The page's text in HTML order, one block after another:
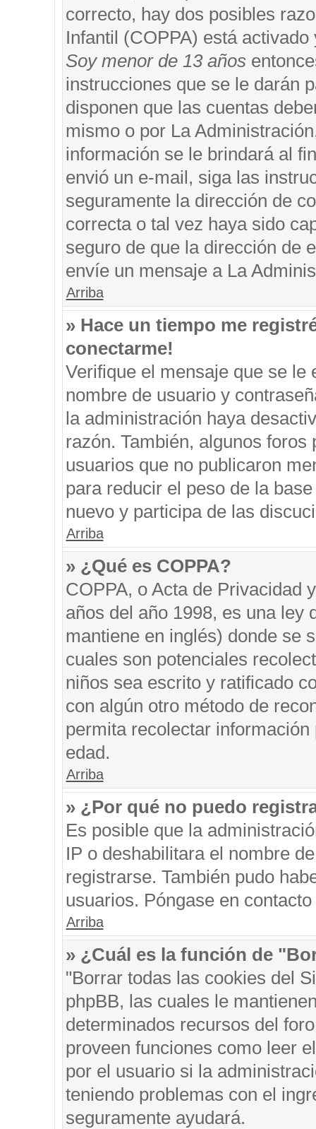
correcto, hay dos posibles
Infantil (COPPA) está
Soy menor de 13 años
instrucciones que se le darán
disponen que las cuentas
mismo o por La
información se le brindará al
envió un e-mail, siga las
seguramente la dirección de
correcta o tal vez haya sido
seguro de que la dirección de
envíe un mensaje a La
Arriba
» Hace un tiempo me
conectarme!
Verifique el mensaje que se
nombre de usuario y
la administración haya
razón. También, algunos
usuarios que no publicaron
para reducir el peso de la
nuevo y participa de las
Arriba
» ¿Qué es COPPA?
COPPA, o Acta de Privacidad
años del año 1998, es una ley
mantiene en inglés) donde se
cuales son potenciales
niños sea escrito y ratificado
con algún otro método de
permita recolectar
edad.
Arriba
» ¿Por qué no puedo
Es posible que la
IP o deshabilitara el nombre
registrarse. También pudo
usuarios. Póngase en
Arriba
» ¿Cuál es la función de
"Borrar todas las cookies del
phpBB, las cuales le
determinados recursos del
proveen funciones como leer
por el usuario si la
teniendo problemas con el
seguramente ayudará.